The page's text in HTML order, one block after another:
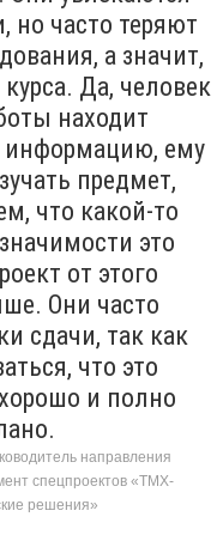
но часто теряют
а значит,
Да, человек
находит
ему
предмет,
что какой-то
это
от этого
Они часто
сдачи, так как
что это
и полно
направления
спецпроектов «ТМХ-
решения»